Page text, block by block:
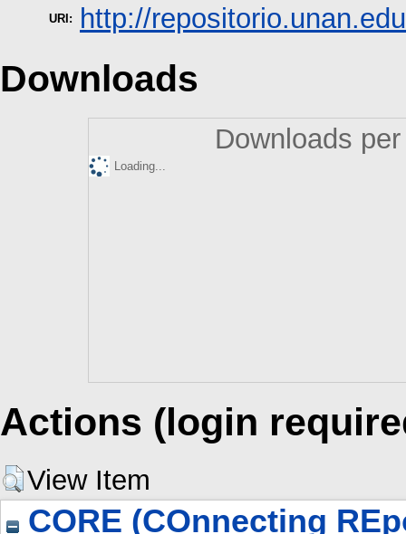
URI: http://
Downloads
Downloads
Loading...
Actions (login
View Item
CORE (COnnecting